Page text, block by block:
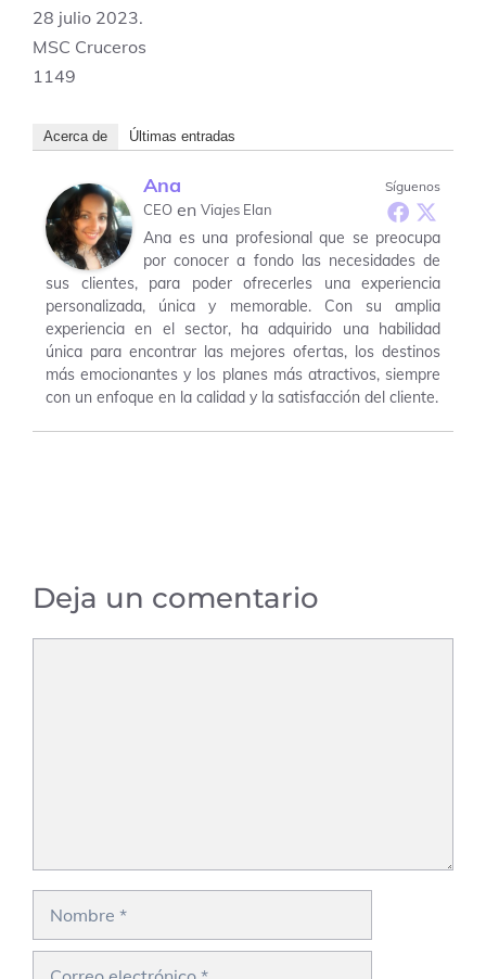
28 julio 2023.
MSC Cruceros
1149
Acerca de Últimas entradas
Síguenos
Ana
CEO en Viajes Elan
Ana es una profesional que se preocupa
por conocer a fondo las necesidades de
sus clientes, para poder ofrecerles una experiencia
personalizada, única y memorable. Con su amplia
experiencia en el sector, ha adquirido una habilidad
única para encontrar las mejores ofertas, los destinos
más emocionantes y los planes más atractivos, siempre
con un enfoque en la calidad y la satisfacción del cliente.
Deja un comentario